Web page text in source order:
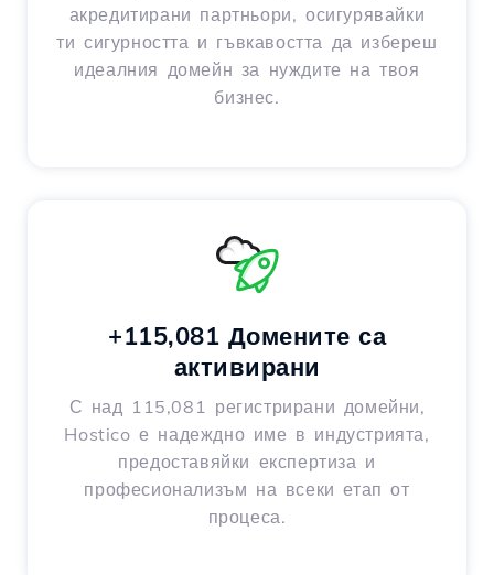
акредитирани партньори, осигурявайки
ти сигурността и гъвкавостта да избереш
идеалния домейн за нуждите на твоя
бизнес.
+115,081 Домените са
активирани
С над 115,081 регистрирани домейни,
Hostico е надеждно име в индустрията,
предоставяйки експертиза и
професионализъм на всеки етап от
процеса.